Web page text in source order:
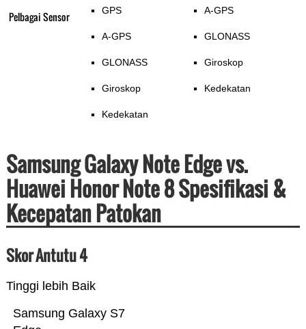
Pelbagai Sensor GPS
A-GPS
GLONASS
Giroskop
Kedekatan
A-GPS
GLONASS
Giroskop
Kedekatan
Samsung Galaxy Note Edge vs.
Huawei Honor Note 8 Spesifikasi &
Kecepatan Patokan
Skor Antutu 4
Tinggi lebih Baik
Samsung Galaxy S7